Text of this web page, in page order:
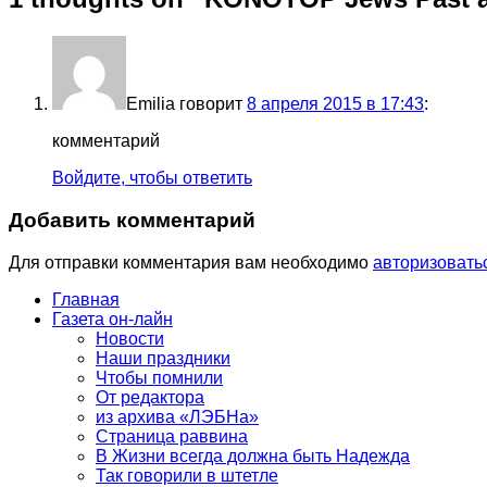
Emilia говорит 8 апреля 2015 в 17:43:
комментарий
Войдите, чтобы ответить
Добавить комментарий
Для отправки комментария вам необходимо
Главная
Газета он-лайн
Новости
Наши праздники
Чтобы помнили
От редактора
из архива «ЛЭБНа»
Страница раввина
В Жизни всегда должна быть Надежда
Так говорили в штетле